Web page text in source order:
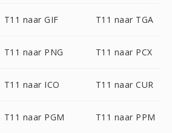
T11 naar GIF T11 naar TGA
T11 naar PNG T11 naar PCX
T11 naar ICO T11 naar CUR
T11 naar PGM T11 naar PPM